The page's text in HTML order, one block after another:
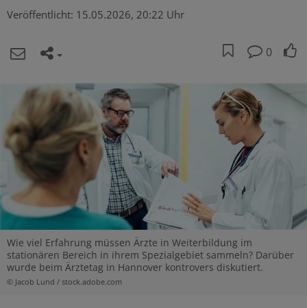
Veröffentlicht: 15.05.2026, 20:22 Uhr
0
Wie viel Erfahrung müssen Ärzte in Weiterbildung im
stationären Bereich in ihrem Spezialgebiet sammeln? Darüber
wurde beim Ärztetag in Hannover kontrovers diskutiert.
© Jacob Lund / stock.adobe.com